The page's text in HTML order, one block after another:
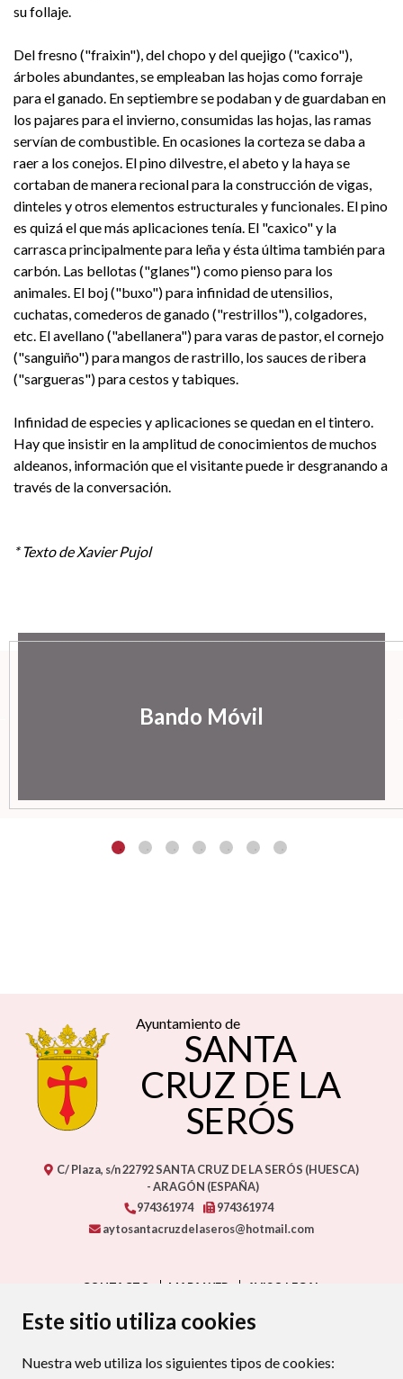
Este sitio utiliza cookies
Nuestra web utiliza los siguientes tipos de cookies:
su follaje.
Del fresno ("fraixin"), del chopo y del quejigo ("caxico"),
árboles abundantes, se empleaban las hojas como forraje
para el ganado. En septiembre se podaban y de guardaban en
los pajares para el invierno, consumidas las hojas, las ramas
servían de combustible. En ocasiones la corteza se daba a
raer a los conejos. El pino dilvestre, el abeto y la haya se
cortaban de manera recional para la construcción de vigas,
dinteles y otros elementos estructurales y funcionales. El pino
es quizá el que más aplicaciones tenía. El "caxico" y la
carrasca principalmente para leña y ésta última también para
carbón. Las bellotas ("glanes") como pienso para los
animales. El boj ("buxo") para infinidad de utensilios,
cuchatas, comederos de ganado ("restrillos"), colgadores,
etc. El avellano ("abellanera") para varas de pastor, el cornejo
("sanguiño") para mangos de rastrillo, los sauces de ribera
("sargueras") para cestos y tabiques.
Infinidad de especies y aplicaciones se quedan en el tintero.
Hay que insistir en la amplitud de conocimientos de muchos
aldeanos, información que el visitante puede ir desgranando a
través de la conversación.
* Texto de Xavier Pujol
Bando Móvil
Ayuntamiento de
SANTA
CRUZ DE LA
SERÓS
C/ Plaza, s/n22792SANTA CRUZ DE LA SERÓS (HUESCA)
- ARAGÓN (ESPAÑA)
974361974
974361974
aytosantacruzdelaseros@hotmail.com
CONTACTO MAPA WEB
AVISO LEGAL
PROTECCIÓN DE DATOS
POLÍTICA DE COOKIES